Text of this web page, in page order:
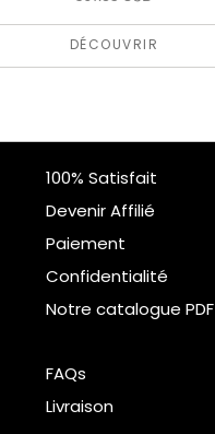
DÉCOUVRIR
100% Satisfait
Devenir Affilié
Paiement
Confidentialité
Notre catalogue PDF
FAQs
Livraison